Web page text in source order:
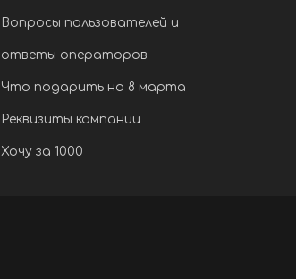
Вопросы пользователей и
ответы операторов
Что подарить на 8 марта
Реквизиты компании
Хочу за 1000